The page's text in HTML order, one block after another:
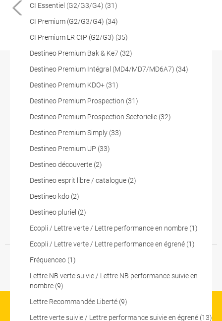
CI Essentiel (G2/G3/G4) (31)
CI Premium (G2/G3/G4) (34)
CI Premium LR CIP (G2/G3) (35)
Destineo Premium Bak & Ke7 (32)
Destineo Premium Intégral (MD4/MD7/MD6A7) (34)
Destineo Premium KDO+ (31)
Destineo Premium Prospection (31)
Destineo Premium Prospection Sectorielle (32)
Destineo Premium Simply (33)
Destineo Premium UP (33)
Destineo découverte (2)
Destineo esprit libre / catalogue (2)
Destineo kdo (2)
Destineo pluriel (2)
Ecopli / Lettre verte / Lettre performance en nombre (1)
Ecopli / Lettre verte / Lettre performance en égrené (1)
Fréquenceo (1)
Lettre NB verte suivie / Lettre NB performance suivie en
nombre (9)
Lettre Recommandée Liberté (9)
Lettre verte suivie / Lettre performance suivie en égrené (13)
La Poste Solutions Business est la marque BtoB de La Poste, destinée aux
entreprises, collectivités et administrations publiques.Retrouvez ici des
actualités, des études de tendances, des décryptages et innovations, des
offres selon vos usages, des infos pratiques et un accès à votre espace
personnel pour gérer le développement de votre activité.
Restons connectés
Suivez-nous sur x
Contactez-nous
pro.laposte.fr